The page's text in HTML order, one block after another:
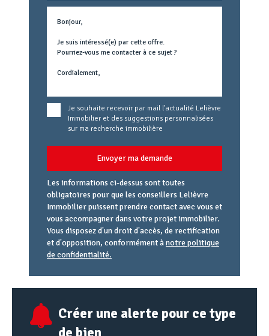
Métier
concerné
Je souhaite recevoir par mail l'actualité Lelièvre
Immobilier et des suggestions personnalisées
sur ma recherche immobilière
Envoyer ma demande
Les informations ci-dessus sont toutes
obligatoires pour que les conseillers Lelièvre
Immobilier puissent prendre contact avec vous et
vous accompagner dans votre projet immobilier.
Vous disposez d'un droit d'accès, de rectification
et d'opposition, conformément ànotre politique
de confidentialité.
email
URL
Créer une alerte pour ce type